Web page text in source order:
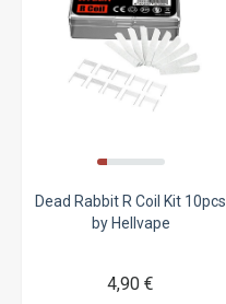
Dead Rabbit R Coil Kit 10pcs
by Hellvape
4,90 €